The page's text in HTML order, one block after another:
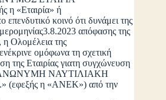
«Εταιρία» ή
κοινό ότι δυνάμει της
απόφασης της
η Ολομέλεια της
ομόφωνα τη σχετική
της Εταιρίας γιατη συγχώνευση
«ΑΝΩΝΥΜΗ ΝΑΥΤΙΛΙΑΚΗ
η «ΑΝΕΚ») από την